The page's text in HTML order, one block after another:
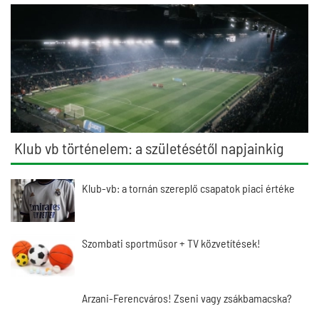
Klub vb történelem: a születésétől napjainkig
Klub-vb: a tornán szereplő csapatok piaci értéke
Szombati sportműsor + TV közvetítések!
Arzani-Ferencváros! Zseni vagy zsákbamacska?